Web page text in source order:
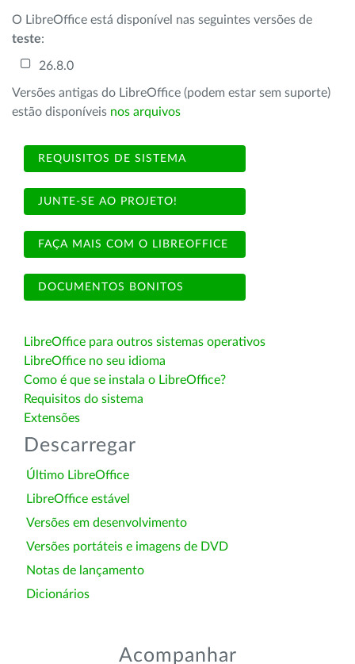
O LibreOffice está disponível nas seguintes versões de
teste:
26.8.0
Versões antigas do LibreOffice (podem estar sem suporte)
estão disponíveis nos arquivos
REQUISITOS DE SISTEMA
JUNTE-SE AO PROJETO!
FAÇA MAIS COM O LIBREOFFICE
DOCUMENTOS BONITOS
LibreOffice para outros sistemas operativos
LibreOffice no seu idioma
Como é que se instala o LibreOffice?
Requisitos do sistema
Extensões
Descarregar
Último LibreOffice
LibreOffice estável
Versões em desenvolvimento
Versões portáteis e imagens de DVD
Notas de lançamento
Dicionários
Acompanhar